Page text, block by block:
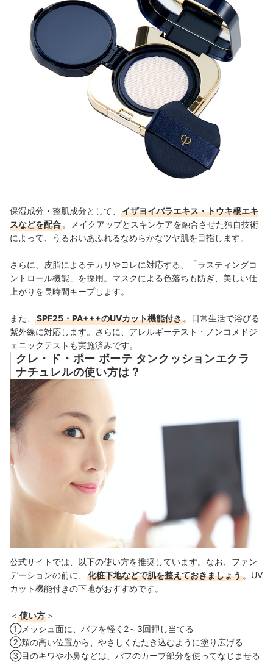
保湿成分・整肌成分として、
イザヨイバラエキス・トウキ根エキ
スなどを配合 。メイクアップとスキンケアを融合させた独自技術
によって、うるおいあふれるなめらかなツヤ肌を目指します。
さらに、皮脂によるテカリやヨレに対応する、「ラスティングコ
ントロール機能」を採用。マスクによる色落ちも防ぎ、美しい仕
上がりを長時間キープします。
また、 SPF25・PA+++のUVカット機能付き 。日常生活で浴びる
紫外線に対応します。さらに、アレルギーテスト・ノンコメドジ
ェニックテストも実施済みです。
クレ・ド・ポー ボーテ タンクッションエクラ
ナチュレルの使い方は？
公式サイトでは、以下の使い方を推奨しています。なお、ファン
デーションの前に、
化粧下地などで肌を整えておきましょう 。UV
カット機能付きの下地がおすすめです。
＜ 使い方 ＞
①メッシュ面に、パフを軽く2～3回押し当てる
②頬の高い位置から、やさしくたたき込むように塗り広げる
③目のキワや小鼻などは、パフのカーブ部分を使ってなじませる